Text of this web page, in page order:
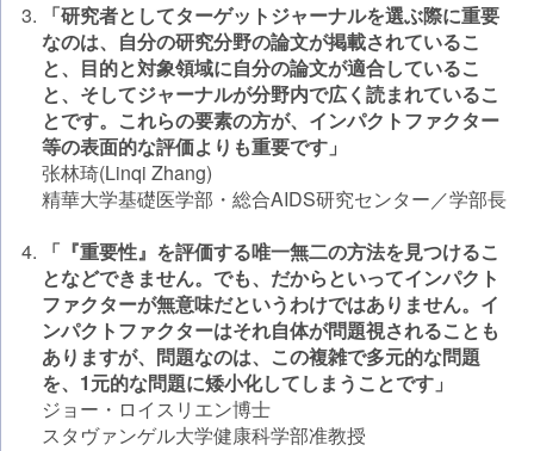
「研究者としてターゲットジャーナルを選ぶ際に重要
なのは、自分の研究分野の論文が掲載されているこ
と、目的と対象領域に自分の論文が適合しているこ
と、そしてジャーナルが分野内で広く読まれているこ
とです。これらの要素の方が、インパクトファクター
等の表面的な評価よりも重要です」
张林琦(Linqi Zhang)
精華大学基礎医学部・総合AIDS研究センター／学部長
「『重要性』を評価する唯一無二の方法を見つけるこ
となどできません。でも、だからといってインパクト
ファクターが無意味だというわけではありません。イ
ンパクトファクターはそれ自体が問題視されることも
ありますが、問題なのは、この複雑で多元的な問題
を、1元的な問題に矮小化してしまうことです」
ジョー・ロイスリエン博士
スタヴァンゲル大学健康科学部准教授